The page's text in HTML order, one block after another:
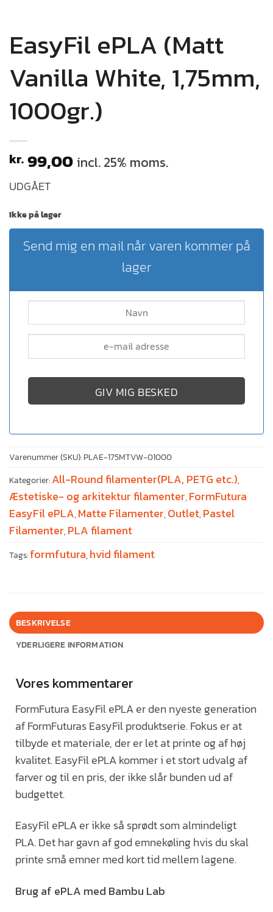
EasyFil ePLA (Matt
Vanilla White, 1,75mm,
1000gr.)
kr. 99,00incl. 25% moms.
UDGÅET
Ikke på lager
Send mig en mail når varen kommer på
lager
GIV MIG BESKED
Varenummer (SKU):PLAE-175MTVW-01000
Kategorier:All-Round filamenter(PLA, PETG etc.),
Æstetiske- og arkitektur filamenter, FormFutura
EasyFil ePLA, Matte Filamenter, Outlet, Pastel
Filamenter, PLA filament
Tags:formfutura, hvid filament
BESKRIVELSE
YDERLIGERE INFORMATION
Vores kommentarer
FormFutura EasyFil ePLA er den nyeste generation
af FormFuturas EasyFil produktserie. Fokus er at
tilbyde et materiale, der er let at printe og af høj
kvalitet. EasyFil ePLA kommer i et stort udvalg af
farver og til en pris, der ikke slår bunden ud af
budgettet.
EasyFil ePLA er ikke så sprødt som almindeligt
PLA. Det har gavn af god emnekøling hvis du skal
printe små emner med kort tid mellem lagene.
Brug af ePLA med Bambu Lab